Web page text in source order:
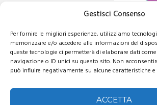
Gestisci Consenso
Per fornire le migliori esperienze, utilizziamo
memorizzare e/o accedere alle informazioni del
queste tecnologie ci permetterà di elaborare dati
navigazione o ID unici su questo sito. Non
può influire negativamente su alcune caratteristiche
ACCETTA
🗓 Venerdì 22 maggio –
📍 Sant’Eutizio – Soriano nel Cimino
Data: